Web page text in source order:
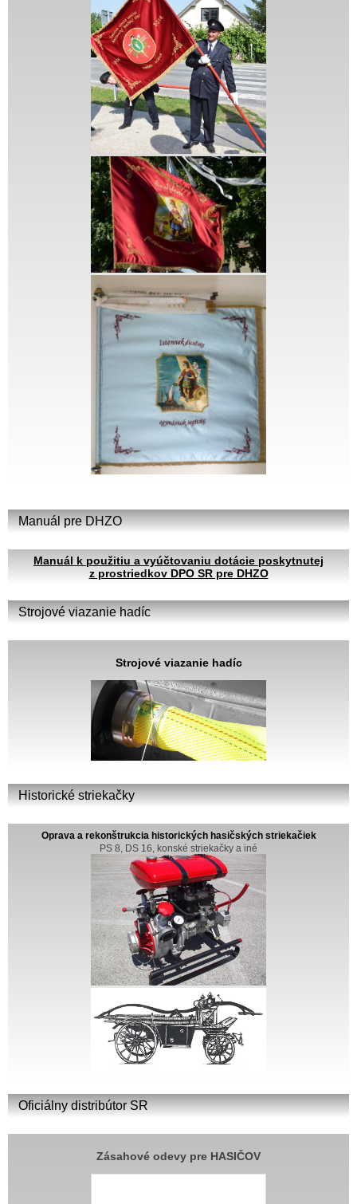
Manuál pre DHZO
Manuál k použitiu a vyúčtovaniu dotácie poskytnutej
z prostriedkov DPO SR pre DHZO
Strojové viazanie hadíc
Strojové viazanie hadíc
Historické striekačky
Oprava a rekonštrukcia historických hasičských striekačiek
PS 8, DS 16, konské striekačky a iné
Oficiálny distribútor SR
Zásahové odevy pre HASIČOV